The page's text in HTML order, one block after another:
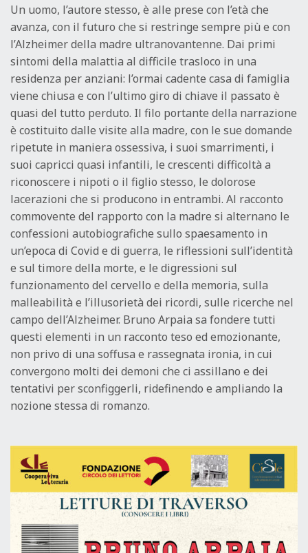
Un uomo, l’autore stesso, è alle prese con l’età che
avanza, con il futuro che si restringe sempre più e con
l’Alzheimer della madre ultranovantenne. Dai primi
sintomi della malattia al difficile trasloco in una
residenza per anziani: l’ormai cadente casa di famiglia
viene chiusa e con l’ultimo giro di chiave il passato è
quasi del tutto perduto. Il filo portante della narrazione
è costituito dalle visite alla madre, con le sue domande
ripetute in maniera ossessiva, i suoi smarrimenti, i
suoi capricci quasi infantili, le crescenti difficoltà a
riconoscere i nipoti o il figlio stesso, le dolorose
lacerazioni che si producono in entrambi. Al racconto
commovente del rapporto con la madre si alternano le
confessioni autobiografiche sullo spaesamento in
un’epoca di Covid e di guerra, le riflessioni sull’identità
e sul timore della morte, e le digressioni sul
funzionamento del cervello e della memoria, sulla
malleabilità e l’illusorietà dei ricordi, sulle ricerche nel
campo dell’Alzheimer. Bruno Arpaia sa fondere tutti
questi elementi in un racconto teso ed emozionante,
non privo di una soffusa e rassegnata ironia, in cui
convergono molti dei demoni che ci assillano e dei
tentativi per sconfiggerli, ridefinendo e ampliando la
nozione stessa di romanzo.